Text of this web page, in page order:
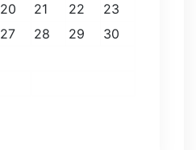
20 21 22
23
27 28 29
30